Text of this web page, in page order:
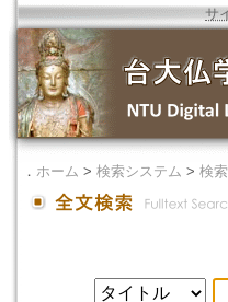
サ
． ホーム > 検索システム > 検